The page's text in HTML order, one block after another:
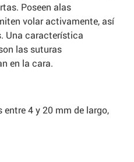
Poseen alas
volar activamente, así
Una característica
las suturas
en la cara.
entre 4 y 20 mm de largo,